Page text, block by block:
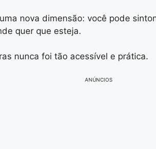
nova dimensão: você pode
quer que esteja.
nunca foi tão acessível e prática.
ANÚNCIOS